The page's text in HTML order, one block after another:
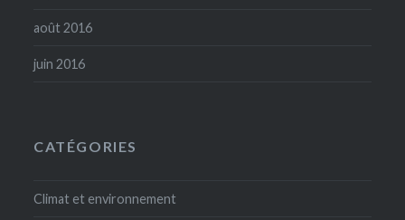
août 2016
juin 2016
CATÉGORIES
Climat et environnement